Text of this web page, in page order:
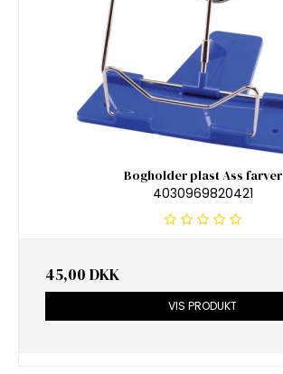
Bogholder plast Ass farver
4030969820421
45,00 DKK
VIS PRODUKT